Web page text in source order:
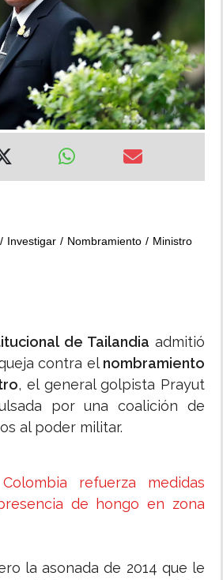
Investigar Nombramiento Ministro
de Tailandia admitió
contra el nombramiento
, el general golpista Prayut
por una coalición de
al poder militar.
Colombia refuerza medidas
de hongo en zona
la asonada de 2014 que le